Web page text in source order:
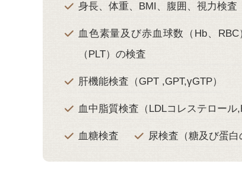
身長、体重、BMI、腹囲、視力検査
血色素量及び赤血球数（Hb、
（PLT）の検査
肝機能検査（GPT ,GPT,γGTP）
血中脂質検査（LDLコレステロール
血糖検査 尿検査（糖及び蛋白